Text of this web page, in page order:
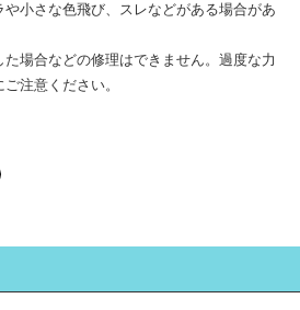
小さな色飛び、スレなどがある場合があ
場合などの修理はできません。過度な力
注意ください。